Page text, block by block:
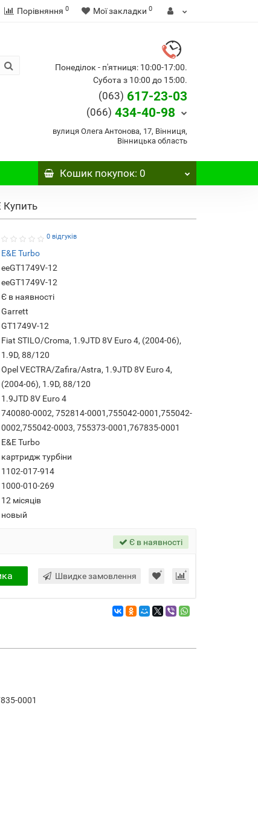
Порівняння 0 Мої закладки 0
Понеділок - п'ятниця: 10:00-17:00.
Субота з 10:00 до 15:00.
(063) 617-23-03
(066) 434-40-98
вулиця Олега Антонова, 17, Вінниця,
Вінницька область
Кошикпокупок: 0
Купить
0 відгуків
E&E Turbo
eeGT1749V-12
eeGT1749V-12
Є в наявності
Garrett
GT1749V-12
Fiat STILO/Croma, 1.9JTD 8V Euro 4, (2004-06),
1.9D, 88/120
Opel VECTRA/Zafira/Astra, 1.9JTD 8V Euro 4,
(2004-06), 1.9D, 88/120
1.9JTD 8V Euro 4
740080-0002, 752814-0001,755042-0001,755042-
0002,755042-0003, 755373-0001,767835-0001
E&E Turbo
картридж турбіни
1102-017-914
1000-010-269
12 місяців
новый
Є в наявності
Швидке замовлення
0001